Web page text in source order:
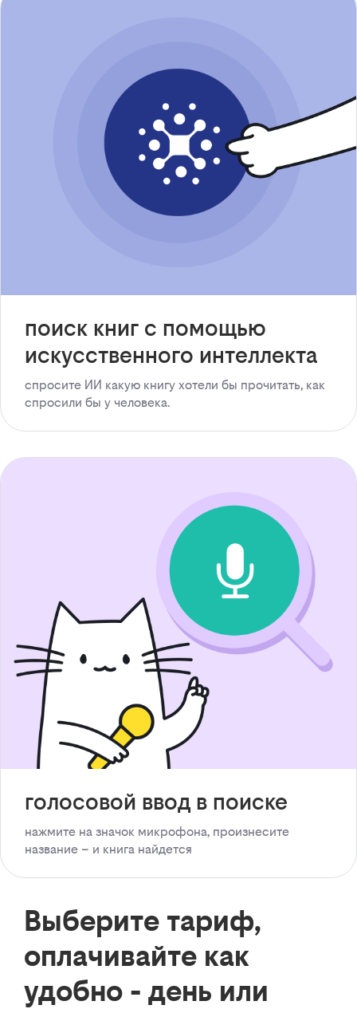
поиск книг с помощью
искусственного интеллекта
спросите ИИ какую книгу хотели бы прочитать, как
спросили бы у человека.
голосовой ввод в поиске
нажмите на значок микрофона, произнесите
название – и книга найдется
Выберите тариф,
оплачивайте как
удобно - день или